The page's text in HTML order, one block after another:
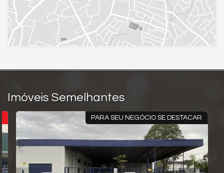
Imóveis Semelhantes
PARA SEU NEGÓCIO SE DESTACAR